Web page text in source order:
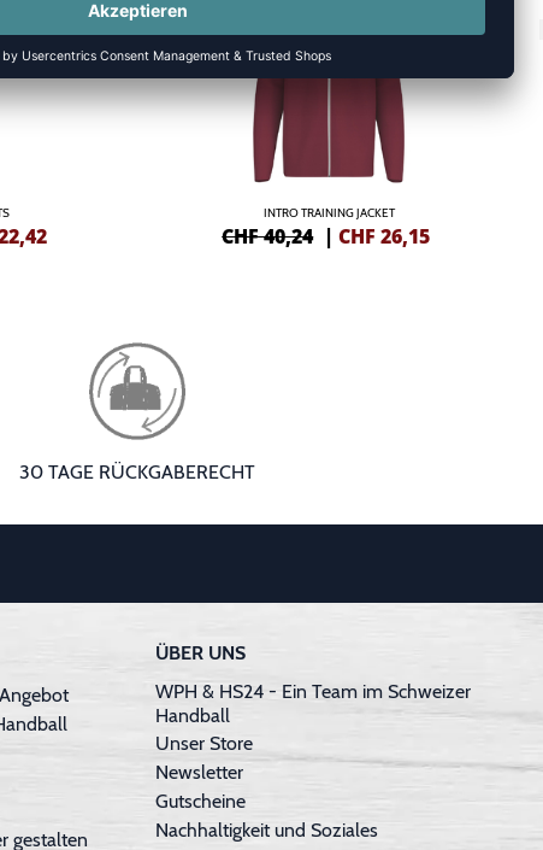
INTRO TRAINING JACKET
CHF 40,24 |CHF 26,15
30 TAGE RÜCKGABERECHT
gestalten
ÜBER UNS
WPH & HS24 - Ein Team im Schweizer
Handball
Unser Store
Newsletter
Gutscheine
Nachhaltigkeit und Soziales